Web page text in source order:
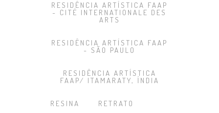
RESIDÊNCIA ARTÍSTICA FAAP
- CITÉ INTERNATIONALE DES
ARTS
RESIDÊNCIA ARTÍSTICA FAAP
- SÃO PAULO
RESIDÊNCIA ARTÍSTICA
FAAP/ ITAMARATY, ÍNDIA
RESINA RETRATO